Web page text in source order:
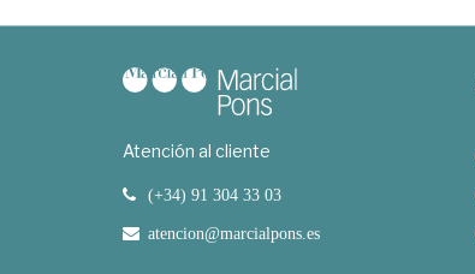
Atención al cliente
(+34) 91 304 33 03
atencion@marcialpons.es